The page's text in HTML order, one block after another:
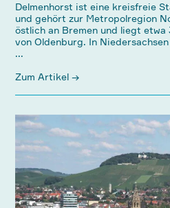
Delmenhorst ist eine kreisfreie
und gehört zur Metropolregion
östlich an Bremen und liegt
von Oldenburg. In
...
Zum Artikel →